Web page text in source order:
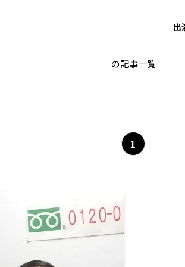
出
の記事一覧
1